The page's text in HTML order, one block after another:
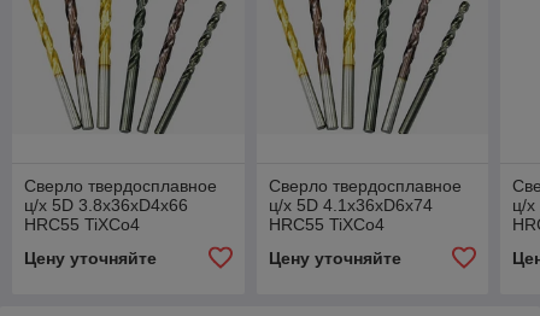
Сверло твердосплавное
ц/х 5D 3.8x36xD4x66
HRC55 TiXCo4
Цену уточняйте
Сверло твердосплавное
ц/х 5D 4.1x36xD6x74
HRC55 TiXCo4
Цену уточняйте
ц/